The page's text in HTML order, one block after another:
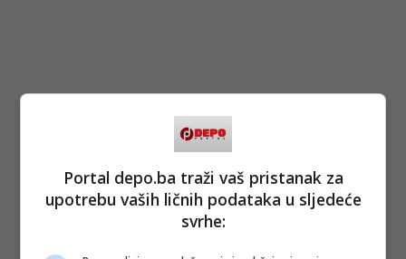
Portal depo.ba traži vaš pristanak za
upotrebu vaših ličnih podataka u sljedeće
svrhe: